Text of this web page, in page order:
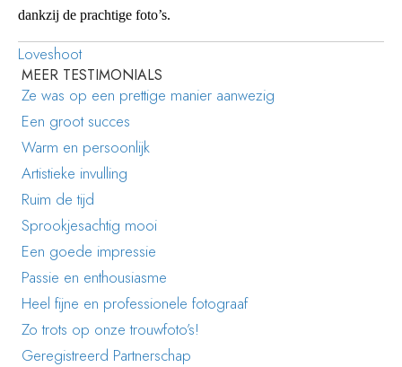
dankzij de prachtige foto’s.
Loveshoot
MEER TESTIMONIALS
Ze was op een prettige manier aanwezig
Een groot succes
Warm en persoonlijk
Artistieke invulling
Ruim de tijd
Sprookjesachtig mooi
Een goede impressie
Passie en enthousiasme
Heel fijne en professionele fotograaf
Zo trots op onze trouwfoto’s!
Geregistreerd Partnerschap